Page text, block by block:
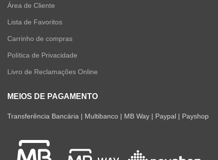
Área de Cliente
Lista de Favoritos
Carrinho de compras
Política de Privacidade
Livro de Reclamações Online
MEIOS DE PAGAMENTO
Transferência Bancária | Multibanco | MB Way | Paypal | Payshop